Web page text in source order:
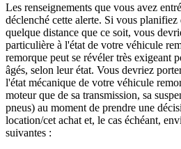
Les renseignements que vous avez
déclenché cette alerte. Si vous
quelque distance que ce soit, vous
particulière à l'état de votre véhicule
remorque peut se révéler très exigeant
âgés, selon leur état. Vous devriez
l'état mécanique de votre véhicule
moteur que de sa transmission, sa
pneus) au moment de prendre une
location/cet achat et, le cas échéant,
suivantes :